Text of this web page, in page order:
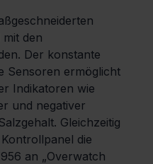
den
Der konstante
Sensoren ermöglicht
Indikatoren wie
und negativer
Gleichzeitig
die
an „Overwatch